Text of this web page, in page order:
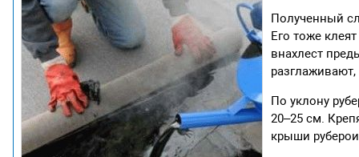
Полученный
Его тоже
внахлест
По уклону
20–25 см.
крыши